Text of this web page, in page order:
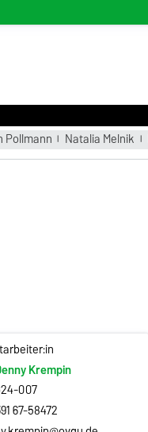
Pollmann Natalia Melnik
Krempin
007
67-58472